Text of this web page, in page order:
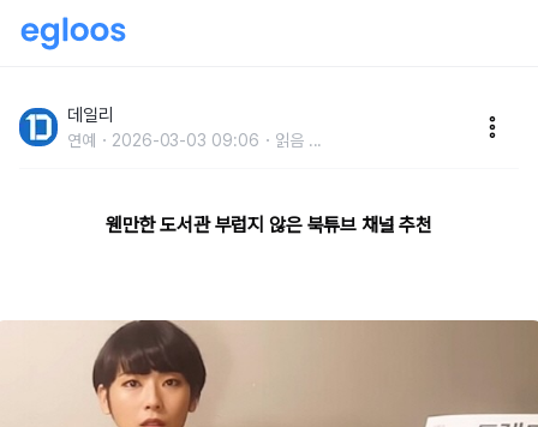
데일리
연예 2026-03-03 09:06 읽음 ...
웬만한 도서관 부럽지 않은 북튜브 채널 추천